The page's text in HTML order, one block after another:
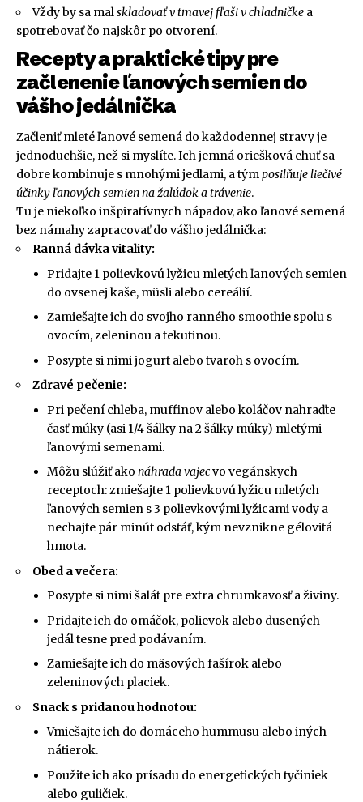
Vždy by sa malskladovať v tmavej fľaši v chladničke a
spotrebovať čo najskôr po otvorení.
Recepty a praktické tipy pre
začlenenie ľanových semien do
vášho jedálnička
Začleniť mleté ľanové semená do každodennej stravy je
jednoduchšie, než si myslíte. Ich jemná oriešková chuť sa
dobre kombinuje s mnohými jedlami, a týmposilňuje liečivé
účinky ľanových semien na žalúdok a trávenie.
Tu je niekoľko inšpiratívnych nápadov, ako ľanové semená
bez námahy zapracovať do vášho jedálnička:
Ranná dávka vitality:
Pridajte 1 polievkovú lyžicu mletých ľanových semien
do ovsenej kaše, müsli alebo cereálií.
Zamiešajte ich do svojho ranného smoothie spolu s
ovocím, zeleninou a tekutinou.
Posypte si nimi jogurt alebo tvaroh s ovocím.
Zdravé pečenie:
Pri pečení chleba, muffinov alebo koláčov nahraďte
časť múky (asi 1/4 šálky na 2 šálky múky) mletými
ľanovými semenami.
Môžu slúžiť ako náhrada vajecvo vegánskych
receptoch: zmiešajte 1 polievkovú lyžicu mletých
ľanových semien s 3 polievkovými lyžicami vody a
nechajte pár minút odstáť, kým nevznikne gélovitá
hmota.
Obed a večera:
Posypte si nimi šalát pre extra chrumkavosť a živiny.
Pridajte ich do omáčok, polievok alebo dusených
jedál tesne pred podávaním.
Zamiešajte ich do mäsových fašírok alebo
zeleninových placiek.
Snack s pridanou hodnotou:
Vmiešajte ich do domáceho hummusu alebo iných
nátierok.
Použite ich ako prísadu do energetických tyčiniek
alebo guličiek.